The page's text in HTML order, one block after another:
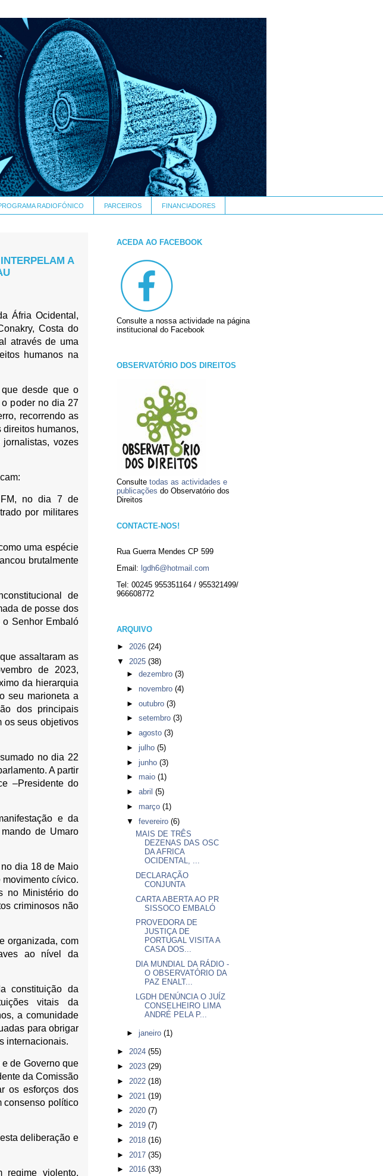
RADIOFÓNICO PARCEIROS FINANCIADORES
A
Áfria Ocidental,
Costa do
através de uma
humanos na
desde que o
poder no dia 27
recorrendo as
humanos,
jornalistas, vozes
FM, no dia 7 de
por militares
uma espécie
brutalmente
de
de posse dos
Senhor Embaló
assaltaram as
de 2023,
da hierarquia
seu marioneta a
dos principais
os seus objetivos
no dia 22
A partir
–Presidente do
e da
de Umaro
dia 18 de Maio
cívico.
no Ministério do
criminosos não
organizada, com
ao nível da
constituição da
vitais da
a comunidade
para obrigar
internacionais.
de Governo que
da Comissão
os esforços dos
consenso político
deliberação e
regime violento,
ACEDA AO FACEBOOK
Consulte a nossa actividade na página
institucional do Facebook
OBSERVATÓRIO DOS DIREITOS
Consulte todas as actividades e
publicações do Observatório dos
Direitos
CONTACTE-NOS!
Rua Guerra Mendes CP 599
Email: lgdh6@hotmail.com
Tel: 00245 955351164 / 955321499/
966608772
ARQUIVO
► 2026 (24)
▼ 2025 (38)
► dezembro (3)
► novembro (4)
► outubro (3)
► setembro (3)
► agosto (3)
► julho (5)
► junho (3)
► maio (1)
► abril (5)
► março (1)
▼ fevereiro (6)
MAIS DE TRÊS
DEZENAS DAS OSC
DA AFRICA
OCIDENTAL, ...
DECLARAÇÃO
CONJUNTA
CARTA ABERTA AO PR
SISSOCO EMBALÓ
PROVEDORA DE
JUSTIÇA DE
PORTUGAL VISITA A
CASA DOS...
DIA MUNDIAL DA RÁDIO -
O OBSERVATÓRIO DA
PAZ ENALT...
LGDH DENÚNCIA O JUÍZ
CONSELHEIRO LIMA
ANDRÉ PELA P...
► janeiro (1)
► 2024 (55)
► 2023 (29)
► 2022 (18)
► 2021 (19)
► 2020 (7)
► 2019 (7)
► 2018 (16)
► 2017 (35)
► 2016 (33)